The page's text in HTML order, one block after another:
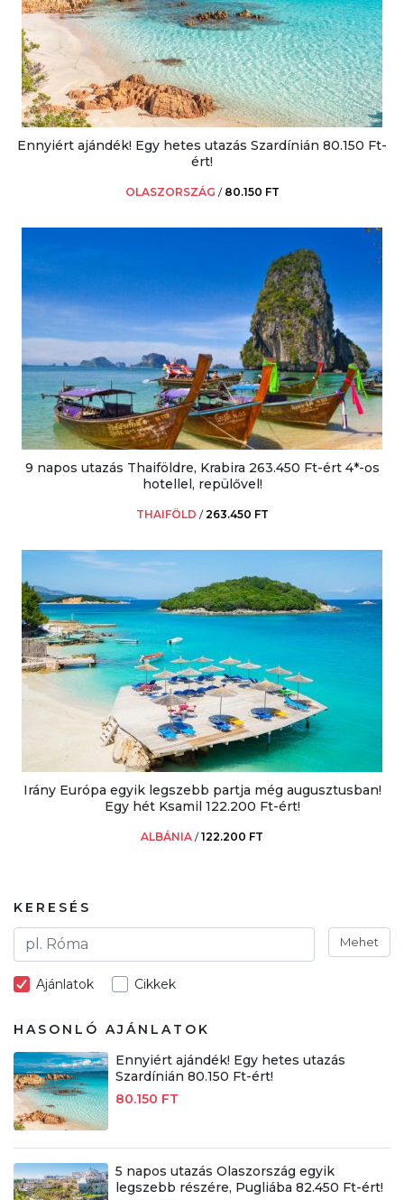
Ennyiért ajándék! Egy hetes utazás Szardínián 80.150 Ft-
ért!
OLASZORSZÁG / 80.150 FT
9 napos utazás Thaiföldre, Krabira 263.450 Ft-ért 4*-os
hotellel, repülővel!
THAIFÖLD /263.450 FT
Irány Európa egyik legszebb partja még augusztusban!
Egy hét Ksamil 122.200 Ft-ért!
ALBÁNIA /122.200 FT
KERESÉS
Mehet
Ajánlatok Cikkek
HASONLÓ AJÁNLATOK
Ennyiért ajándék! Egy hetes utazás
Szardínián 80.150 Ft-ért!
80.150 FT
5 napos utazás Olaszország egyik
legszebb részére, Pugliába 82.450 Ft-ért!